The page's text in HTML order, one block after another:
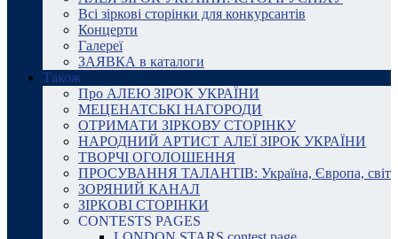
Всі зіркові сторінки для конкурсантів
Концерти
Галереї
ЗАЯВКА в каталоги
Також
Про АЛЕЮ ЗІРОК УКРАЇНИ
МЕЦЕНАТСЬКІ НАГОРОДИ
ОТРИМАТИ ЗІРКОВУ СТОРІНКУ
НАРОДНИЙ АРТИСТ АЛЕЇ ЗІРОК УКРАЇНИ
ТВОРЧІ ОГОЛОШЕННЯ
ПРОСУВАННЯ ТАЛАНТІВ: Україна, Європа, світ
ЗОРЯНИЙ КАНАЛ
ЗІРКОВІ СТОРІНКИ
CONTESTS PAGES